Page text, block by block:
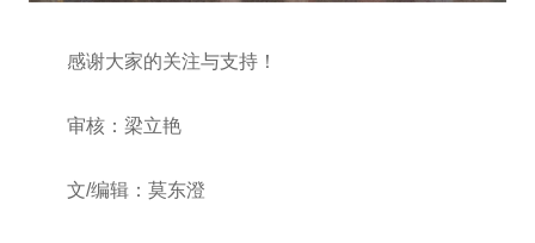
感谢大家的关注与支持！
审核：梁立艳
文/编辑：莫东澄